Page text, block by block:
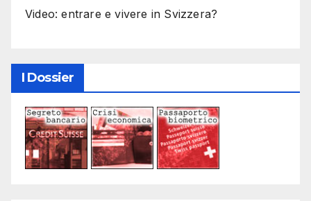
Video: entrare e vivere in Svizzera?
I Dossier